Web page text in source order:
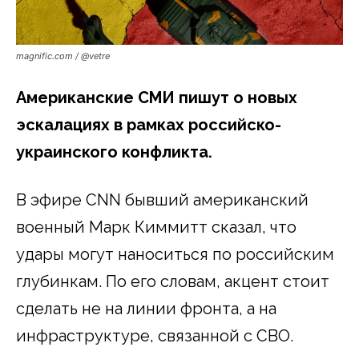
magnific.com / @vetre
Американские СМИ пишут о новых
эскалациях в рамках российско-
украинского конфликта.
В эфире CNN бывший американский
военный Марк Киммитт сказал, что
удары могут наноситься по российским
глубинкам. По его словам, акцент стоит
сделать не на линии фронта, а на
инфраструктуре, связанной с СВО.